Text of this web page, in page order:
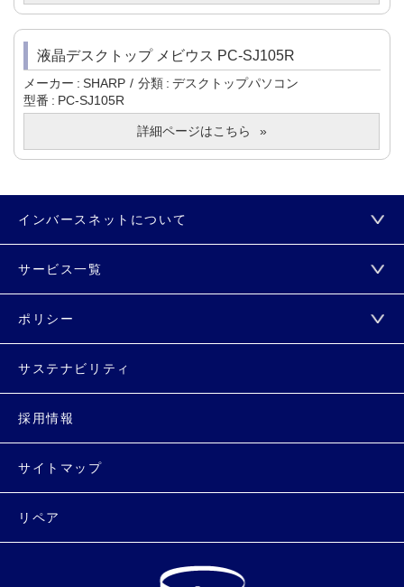
液晶デスクトップ メビウス PC-SJ105R
メーカー SHARP 分類
デスクトップパソコン
型番
PC-SJ105R
詳細ページはこちら
インバースネットについて
サービス一覧
ポリシー
サステナビリティ
採用情報
サイトマップ
リペア